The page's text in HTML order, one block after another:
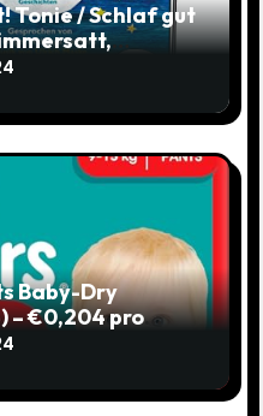
Tonie / Schlaf gut
3 / mit Coupon
Baby-Dry
– €0,204 pro
€38,39